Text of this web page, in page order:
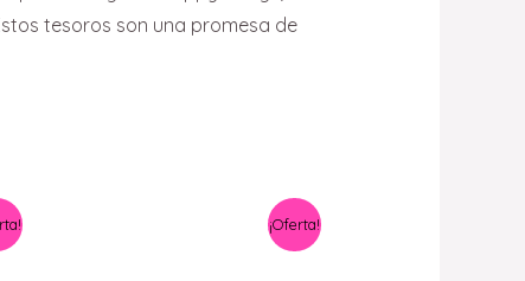
tesoros son una promesa de
¡Oferta!